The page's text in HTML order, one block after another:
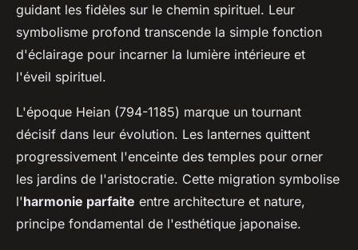
guidant les fidèles sur le chemin spirituel. Leur
symbolisme profond transcende la simple fonction
d'éclairage pour incarner la lumière intérieure et
l'éveil spirituel.
L'époque Heian (794-1185) marque un tournant
décisif dans leur évolution. Les lanternes quittent
progressivement l'enceinte des temples pour orner
les jardins de l'aristocratie. Cette migration symbolise
l'harmonie parfaite entre architecture et nature,
principe fondamental de l'esthétique japonaise.